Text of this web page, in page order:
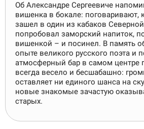
Об Александре Сергеевиче
вишенка в бокале: поговаривают,
зашел в один из кабаков
попробовал заморский напиток,
вишенкой – и посинел. В память
опыте великого русского поэта и
атмосферный бар в самом центре
всегда весело и бесшабашно:
оставляет ни единого шанса на
новые знакомые зачастую
старых.